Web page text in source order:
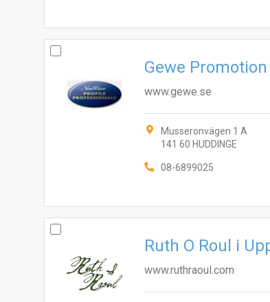
Gewe Promotion
www.gewe.se
Musseronvägen 1 A
141 60 HUDDINGE
08-6899025
Ruth O Roul i
www.ruthraoul.com